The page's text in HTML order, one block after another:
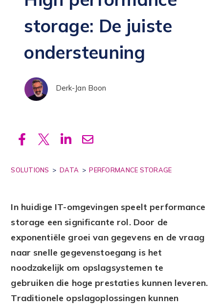
storage: De juiste
ondersteuning
Derk-Jan Boon
SOLUTIONS >DATA >PERFORMANCE STORAGE
In huidige IT-omgevingen speelt performance
storage een significante rol. Door de
exponentiële groei van gegevens en de vraag
naar snelle gegevenstoegang is het
noodzakelijk om opslagsystemen te
gebruiken die hoge prestaties kunnen leveren.
Traditionele opslagoplossingen kunnen